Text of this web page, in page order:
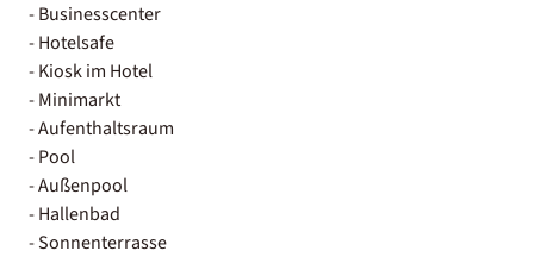
- Businesscenter
- Hotelsafe
- Kiosk im Hotel
- Minimarkt
- Aufenthaltsraum
- Pool
- Außenpool
- Hallenbad
- Sonnenterrasse